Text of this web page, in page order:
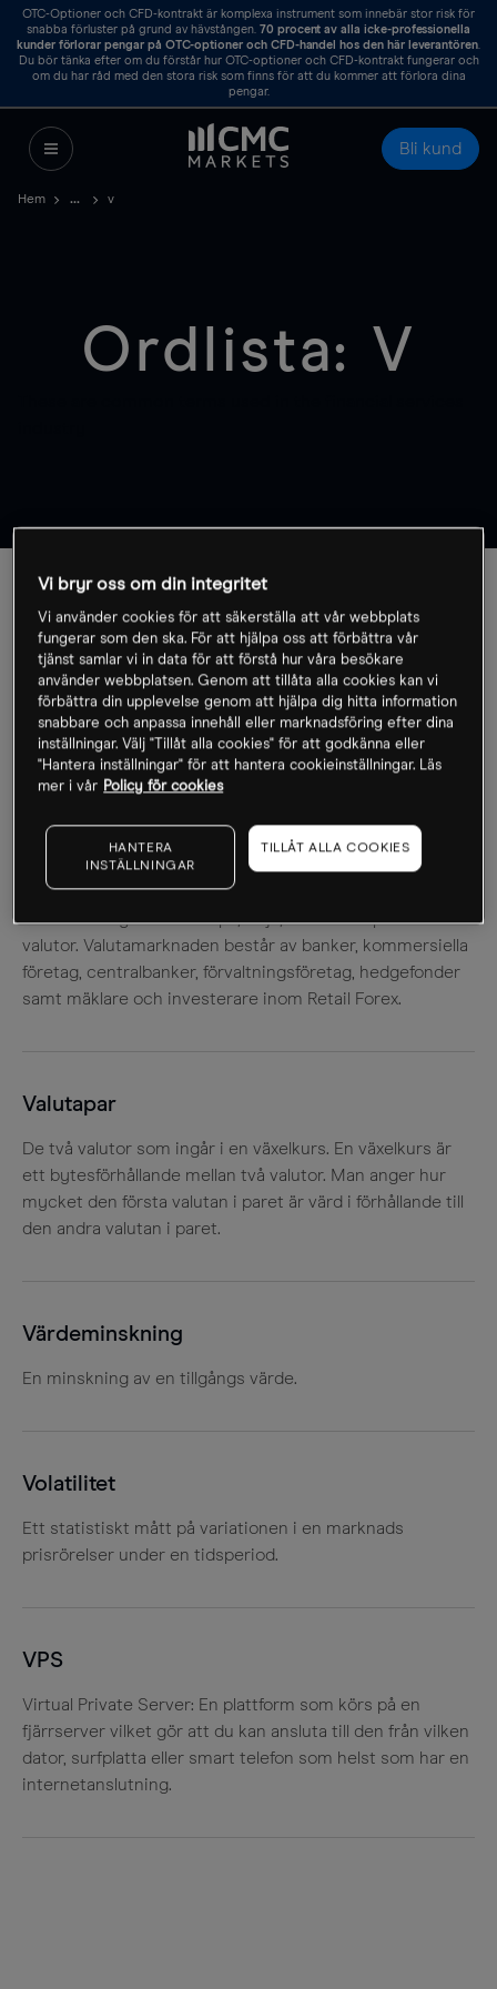
OTC-Optioner och CFD-kontrakt är komplexa instrument som innebär stor risk för
snabba förluster på grund av hävstången. 70 procent av alla icke-professionella
kunder förlorar pengar på OTC-optioner och CFD-handel hos den här leverantören
Du bör tänka efter om du förstår hur OTC-optioner och CFD-kontrakt fungerar och
om du har råd med den stora risk som finns för att du kommer att förlora dina
pengar.
Bli kund
Hem v
Ordlista: V
A B C D E F G H
J K L M N O P Q
S T U V W X Y Z Ö
Valutahandel (forex, FX, valuta)
Finansmarknad för handel med internationella valutor.
Man spekulerar i en valutas styrka i förhållande till en
annan. Deltagarna kan köpa, sälja, växla och spekulera i
valutor. Valutamarknaden består av banker, kommersiella
företag, centralbanker, förvaltningsföretag, hedgefonder
samt mäklare och investerare inom Retail Forex.
Valutapar
De två valutor som ingår i en växelkurs. En växelkurs är
ett bytesförhållande mellan två valutor. Man anger hur
mycket den första valutan i paret är värd i förhållande till
den andra valutan i paret.
Värdeminskning
En minskning av en tillgångs värde.
Volatilitet
Ett statistiskt mått på variationen i en marknads
prisrörelser under en tidsperiod.
VPS
Virtual Private Server: En plattform som körs på en
fjärrserver vilket gör att du kan ansluta till den från vilken
dator, surfplatta eller smart telefon som helst som har en
internetanslutning.
Vi bryr oss om din integritet
Vi använder cookies för att säkerställa att vår webbplats
fungerar som den ska. För att hjälpa oss att förbättra vår
tjänst samlar vi in data för att förstå hur våra besökare
använder webbplatsen. Genom att tillåta alla cookies kan vi
förbättra din upplevelse genom att hjälpa dig hitta information
snabbare och anpassa innehåll eller marknadsföring efter dina
inställningar. Välj "Tillåt alla cookies" för att godkänna eller
"Hantera inställningar" för att hantera cookieinställningar. Läs
mer i vår Policy för cookies
HANTERA
INSTÄLLNINGAR
TILLÅT ALLA COOKIES